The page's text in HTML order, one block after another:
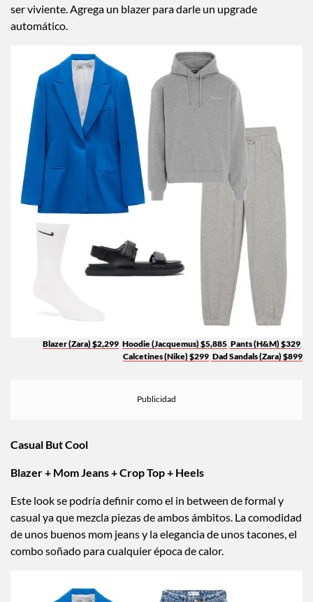
ser viviente. Agrega un blazer para darle un upgrade
automático.
Blazer (Zara) $2,299, Hoodie (Jacquemus) $5,885, Pants (H&M) $329,
Calcetines (Nike) $299, Dad Sandals (Zara) $899
Casual But Cool
Blazer + Mom Jeans + Crop Top + Heels
Este look se podría definir como el in between de formal y
casual ya que mezcla piezas de ambos ámbitos. La comodidad
de unos buenos mom jeans y la elegancia de unos tacones, el
combo soñado para cualquier época de calor.